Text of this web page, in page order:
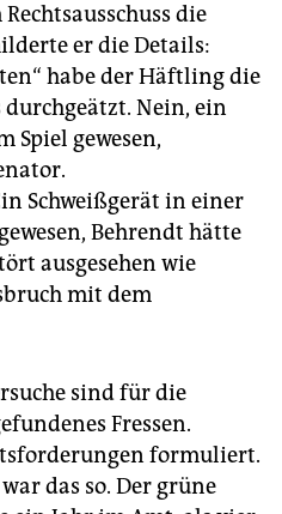
die
er die Details:
habe der Häftling die
durchgeätzt. Nein, ein
Spiel gewesen,
Schweißgerät in einer
Behrendt hätte
ausgesehen wie
mit dem
sind für die
Fressen.
formuliert.
das so. Der grüne